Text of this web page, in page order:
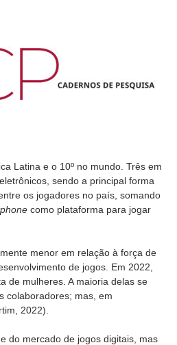
Latina e o 10º no mundo. Três em
sendo a principal forma
os jogadores no país, somando
como plataforma para jogar
menor em relação à força de
de jogos. Em 2022,
de mulheres. A maioria delas se
colaboradores; mas, em
2022).
do mercado de jogos digitais, mas